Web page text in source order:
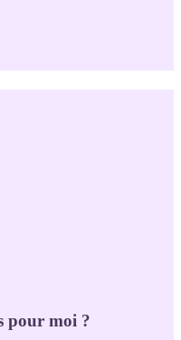
pour moi ?